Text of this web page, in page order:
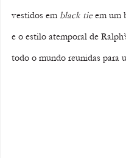
vestidos em black tie em um
e o estilo atemporal de
todo o mundo reunidas para